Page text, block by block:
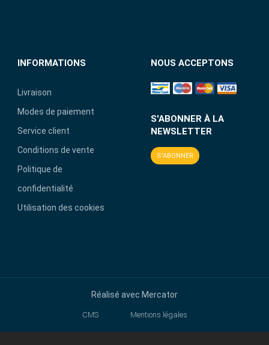
INFORMATIONS
Livraison
Modes de paiement
Service client
Conditions de vente
Politique de
confidentialité
Utilisation des cookies
NOUS ACCEPTONS
S'ABONNER À LA
NEWSLETTER
S'ABONNER
Réalisé avec Mercator
CMS Mentions légales